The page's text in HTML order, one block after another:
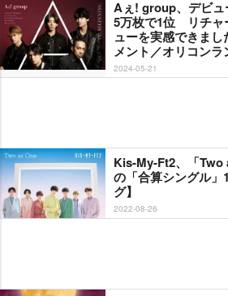
Aぇ! group、デビュ
5万枚で1位 リチャ
ューを実感できま
メント／オリコンラ
2024-05-21
Kis-My-Ft2、「Two
の「合算シングル
グ】
2022-08-26